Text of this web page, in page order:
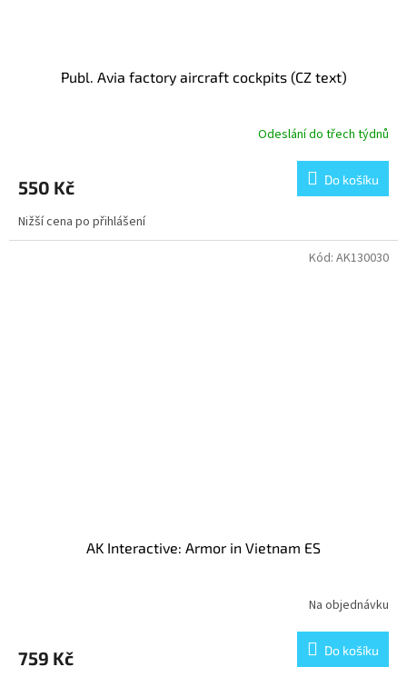
Publ. Avia factory aircraft cockpits (CZ text)
Odeslání do třech týdnů
550 Kč Do košíku
Nižší cena po přihlášení
AK Interactive: Armor in Vietnam ES
Na objednávku
759 Kč Do košíku
Kód: AK130030